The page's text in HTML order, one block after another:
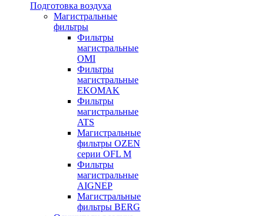
Подготовка воздуха
Магистральные
фильтры
Фильтры
магистральные
OMI
Фильтры
магистральные
EKOMAK
Фильтры
магистральные
ATS
Магистральные
фильтры OZEN
серии OFL M
Фильтры
магистральные
AIGNEP
Магистральные
фильтры BERG